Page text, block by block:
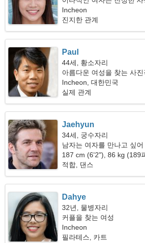
Incheon
진지한 관계
Paul
44세, 황소자리
아름다운 여성을 찾는 사
Incheon, 대한민국
실제 관계
Jaehyun
34세, 궁수자리
남자는 여자를 만나고 싶
187 cm (6'2"), 86 kg (189
적합, 댄스
Dahye
32년, 물병자리
커플을 찾는 여성
Incheon
필라테스, 카트